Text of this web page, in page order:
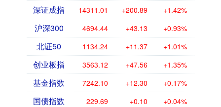
深证成指 14311.01 +200.89 +1.42%
沪深300 4694.44 +43.13 +0.93%
北证50 1134.24 +11.37 +1.01%
创业板指 3563.12 +47.56 +1.35%
基金指数 7242.10 +12.30 +0.17%
国债指数 229.69 +0.10 +0.04%